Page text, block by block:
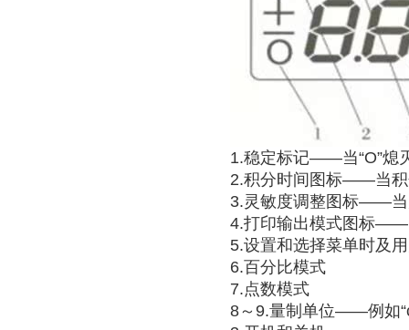
1.稳定标记——当“O”熄
2.积分时间图标——当积
3.灵敏度调整图标——当
4.打印输出模式图标——
5.设置和选择菜单时及
6.百分比模式
7.点数模式
8～9.量制单位——例如